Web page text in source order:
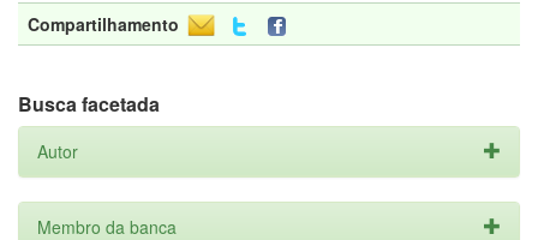
Compartilhamento
Busca facetada
Autor
Membro da banca